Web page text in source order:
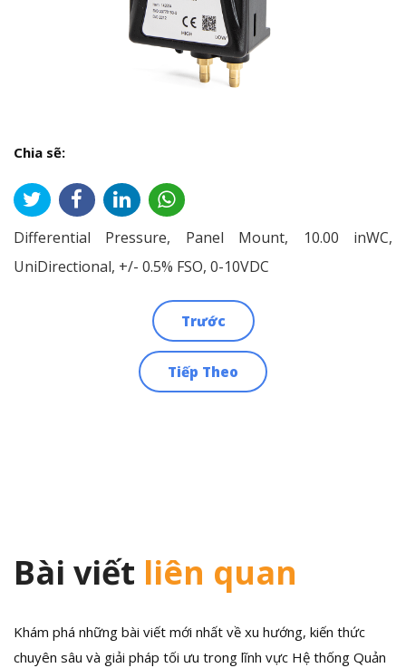
Chia sẽ:
Differential Pressure, Panel Mount, 10.00 inWC,
UniDirectional, +/- 0.5% FSO, 0-10VDC
Trước
Tiếp Theo
Bài viết liên quan
Khám phá những bài viết mới nhất về xu hướng, kiến thức
chuyên sâu và giải pháp tối ưu trong lĩnh vực Hệ thống Quản